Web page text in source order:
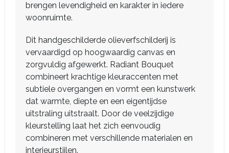
brengen levendigheid en karakter in iedere
woonruimte.
Dit handgeschilderde olieverfschilderij is
vervaardigd op hoogwaardig canvas en
zorgvuldig afgewerkt. Radiant Bouquet
combineert krachtige kleuraccenten met
subtiele overgangen en vormt een kunstwerk
dat warmte, diepte en een eigentijdse
uitstraling uitstraalt. Door de veelzijdige
kleurstelling laat het zich eenvoudig
combineren met verschillende materialen en
interieurstijlen.